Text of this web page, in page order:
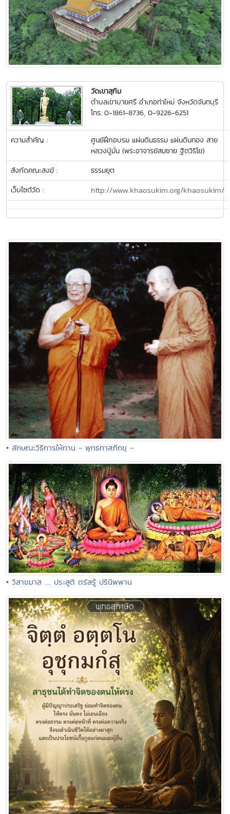
วัดเขาสุกิม
ตำบลเขาบายศรี อำเภอท่าใหม่ จังหวัดจันทบุรี
โทร. 0-1861-8736, 0-9226-6251
ความสำคัญ :
ศูนย์ฝึกอบรม แผ่นดินธรรม แผ่นดินทอง สาย
หลวงปู่มั่น (พระอาจารย์สมชาย ฐิตวิริโย)
สังกัดคณะสงฆ์ :
ธรรมยุต
เว็บไซต์วัด :
http://www.khaosukim.org/khaosukim/
• ลักษณะวิธีการให้ทาน - พุทธทาสภิกขุ -
• วิสาขมาส .... ประสูติ ตรัสรู้ ปรินิพพาน